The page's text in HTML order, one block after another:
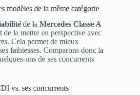
modèles de la même catégorie
de la Mercedes Classe A
de la mettre en perspective avec
Cela permet de mieux
faiblesses. Comparons donc la
uns de ses concurrents
vs. ses concurrents